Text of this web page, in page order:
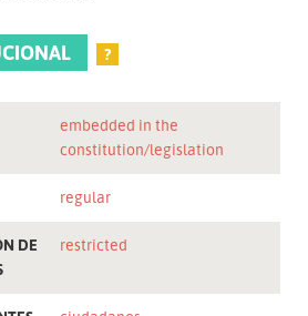
?
embedded in the
constitution/legislation
regular
DE
restricted